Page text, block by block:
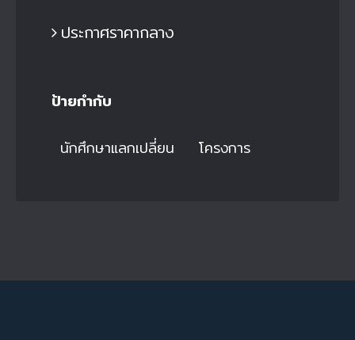
ประกาศราคากลาง
ป้ายกำกับ
นักศึกษาแลกเปลี่ยน โครงการ